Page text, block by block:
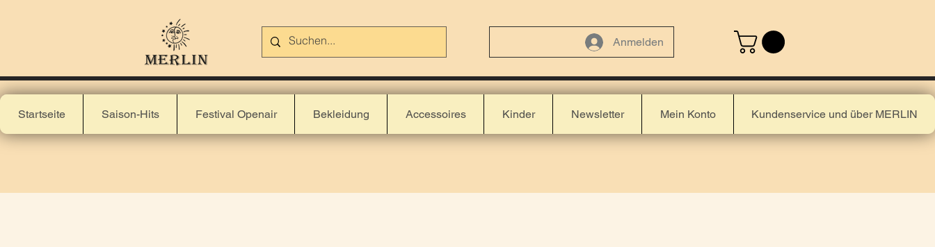
Anmelden
Startseite Saison-Hits Festival Openair Bekleidung Accessoires Kinder Newsletter Mein Konto Kundenservice und über MERLIN